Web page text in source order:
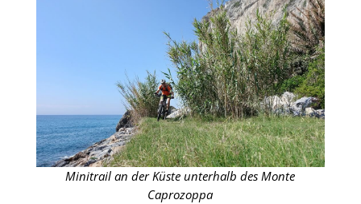
Minitrail an der Küste unterhalb des Monte
Caprozoppa